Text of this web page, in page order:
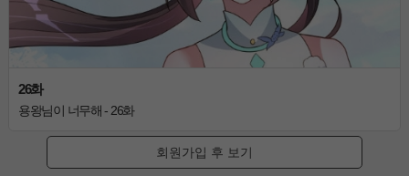
26화
용왕님이 너무해 - 26화
회원가입 후 보기